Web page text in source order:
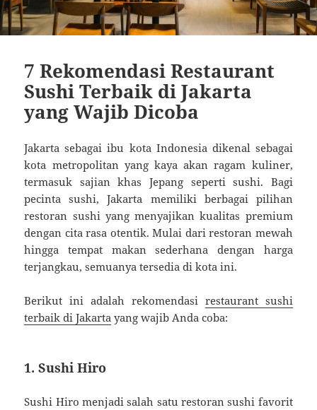
7 Rekomendasi Restaurant
Sushi Terbaik di Jakarta
yang Wajib Dicoba
Jakarta sebagai ibu kota Indonesia dikenal sebagai
kota metropolitan yang kaya akan ragam kuliner,
termasuk sajian khas Jepang seperti sushi. Bagi
pecinta sushi, Jakarta memiliki berbagai pilihan
restoran sushi yang menyajikan kualitas premium
dengan cita rasa otentik. Mulai dari restoran mewah
hingga tempat makan sederhana dengan harga
terjangkau, semuanya tersedia di kota ini.
Berikut ini adalah rekomendasi restaurant sushi
terbaik di Jakarta yang wajib Anda coba:
1. Sushi Hiro
Sushi Hiro menjadi salah satu restoran sushi favorit